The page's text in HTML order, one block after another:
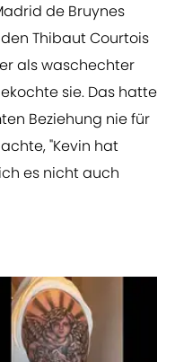
de Bruynes
Thibaut Courtois
als waschechter
sie. Das hatte
Beziehung nie für
"Kevin hat
es nicht auch